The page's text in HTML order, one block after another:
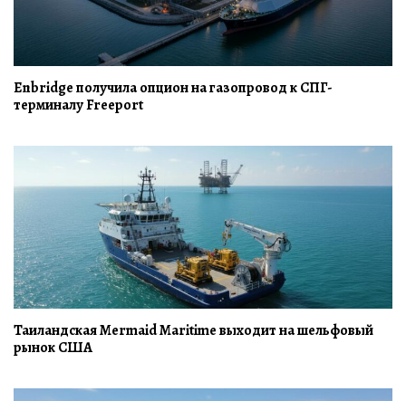
Enbridge получила опцион на газопровод к СПГ-
терминалу Freeport
Таиландская Mermaid Maritime выходит на шельфовый
рынок США